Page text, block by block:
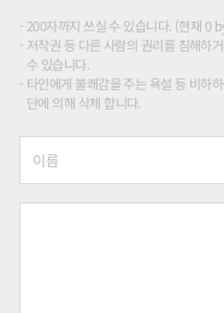
200자까지 쓰실 수 있습니다. (현재 0
저작권 등 다른 사람의 권리를 침해하
수 있습니다.
타인에게 불쾌감을 주는 욕설 등 비하
단에 의해 삭제 합니다.